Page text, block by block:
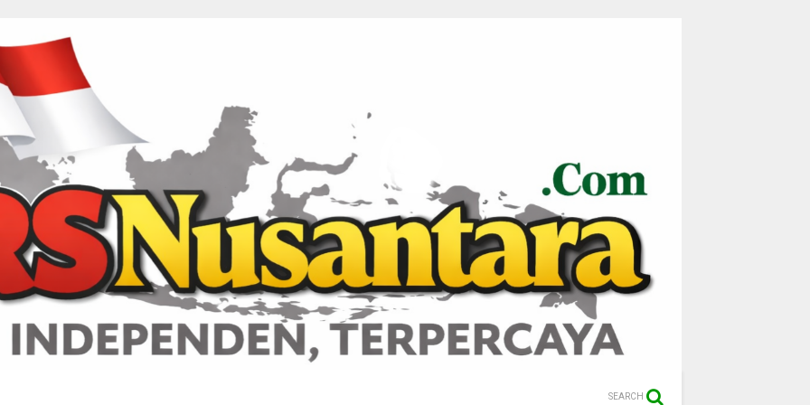
SEARCH